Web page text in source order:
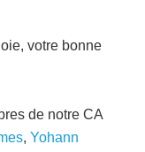
votre bonne
de notre CA
, Yohann